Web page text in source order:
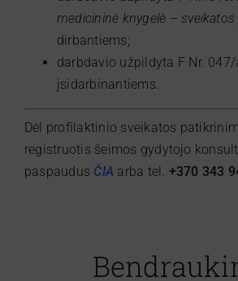
medicininė knygelė – sveikatos
dirbantiems;
darbdavio užpildyta F Nr.
įsidarbinantiems.
Dėl profilaktinio sveikatos
registruotis šeimos gydytojo
paspaudus ČIA arba tel. +370 343